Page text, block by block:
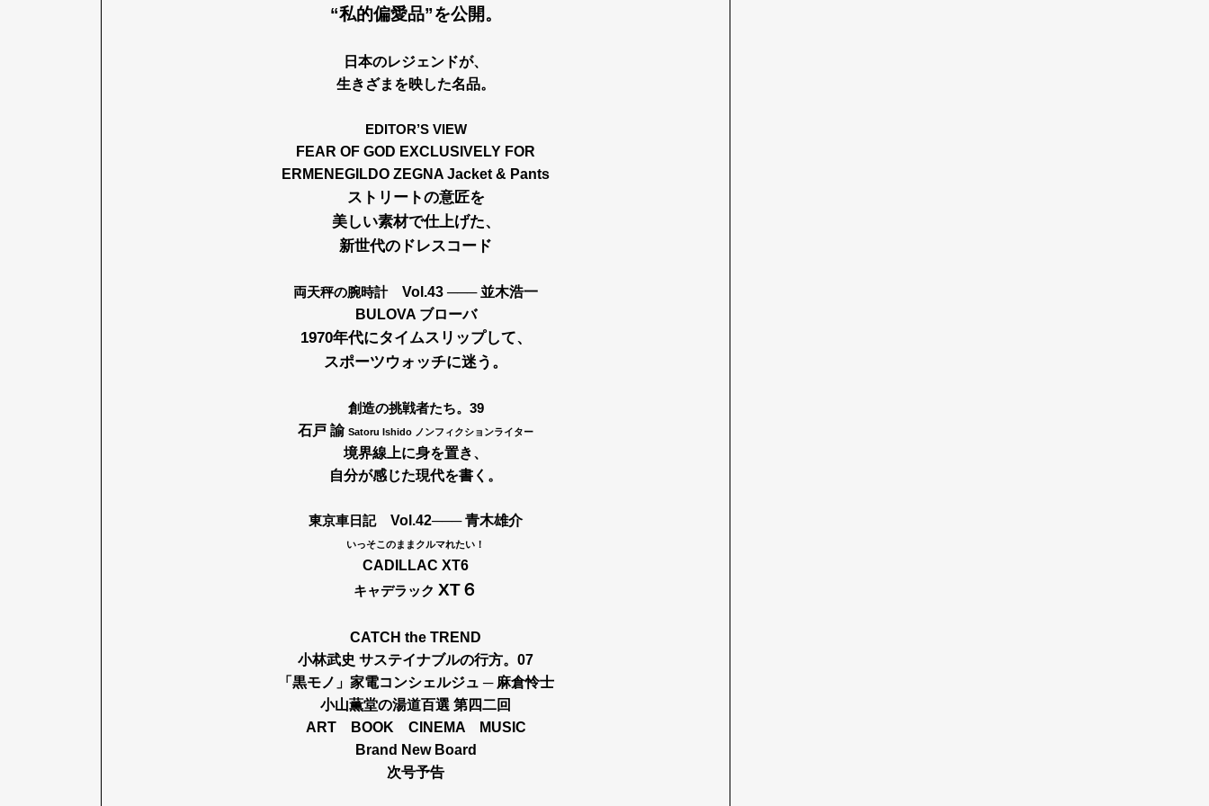
“私的偏愛品”を公開。
日本のレジェンドが、
生きざまを映した名品。
EDITOR’S VIEW
FEAR OF GOD EXCLUSIVELY FOR
ERMENEGILDO ZEGNA Jacket & Pants
ストリートの意匠を
美しい素材で仕上げた、
新世代のドレスコード
両天秤の腕時計Vol.43 ─── 並木浩一
BULOVA ブローバ
1970年代にタイムスリップして、
スポーツウォッチに迷う。
創造の挑戦者たち。39
石戸 諭 Satoru Ishido ノンフィクションライター
境界線上に身を置き、
自分が感じた現代を書く。
東京車日記Vol.42─── 青木雄介
いっそこのままクルマれたい！
CADILLAC XT6
キャデラック XT６
CATCH the TREND
小林武史 サステイナブルの行方。07
「黒モノ」家電コンシェルジュ ─ 麻倉怜士
小山薫堂の湯道百選 第四二回
ART BOOK CINEMA MUSIC
Brand New Board
次号予告